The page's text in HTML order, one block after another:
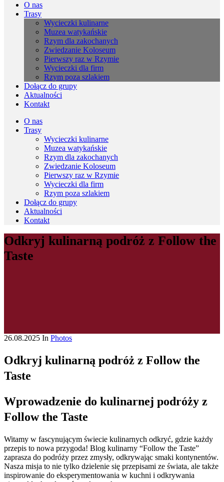
O nas
Trasy
Wycieczki kulinarne
Muzea watykańskie
Rzym dla zakochanych
Zwiedzanie Koloseum
Pierwszy raz w Rzymie
Wycieczki dla firm
Rzym poza szlakiem
Dołącz do grupy
Aktualności
Kontakt
O nas
Trasy
Wycieczki kulinarne
Muzea watykańskie
Rzym dla zakochanych
Zwiedzanie Koloseum
Pierwszy raz w Rzymie
Wycieczki dla firm
Rzym poza szlakiem
Dołącz do grupy
Aktualności
Kontakt
Odkryj kulinarną podróż z Follow the
Taste
26.08.2025 In Photos
Odkryj kulinarną podróż z Follow the
Taste
Wprowadzenie do kulinarnej podróży z
Follow the Taste
Witamy w fascynującym świecie kulinarnych odkryć, gdzie każdy
przepis to nowa przygoda! Blog kulinarny “Follow the Taste”
zaprasza do podróży przez zmysły, odkrywając smaki kontynentów.
Nasza misja to nie tylko dzielenie się przepisami ze świata, ale także
inspirowanie do eksperymentowania w kuchni i odkrywania